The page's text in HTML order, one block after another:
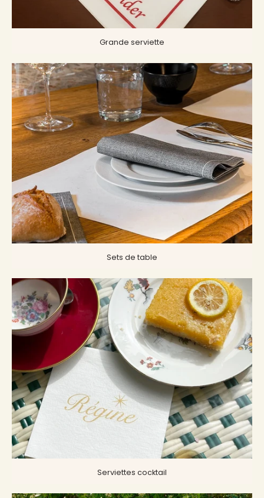
Grande serviette
Sets de table
Serviettes cocktail